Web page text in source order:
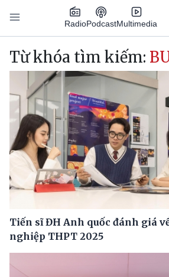
Nhảy đến nội dung
RadioPodcastMultimedia
Main navigation
Từ khóa tìm kiếm:
Tiến sĩ ĐH Anh quốc đánh giá
nghiệp THPT 2025